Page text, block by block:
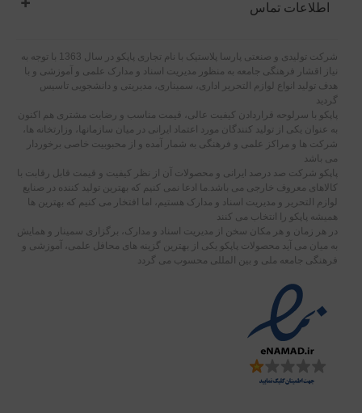
اطلاعات تماس
شرکت تولیدی و صنعتی پارسا پلاستیک با نام تجاری پاپکو در سال 1363 با توجه به
نیاز اقشار فرهنگی جامعه به منظور مدیریت اسناد و مدارک علمی و آموزشی و با
هدف تولید انواع لوازم التحریر اداری، سمیناری، مدیریتی و دانشجویی تاسیس
گردید
پاپکو با سرلوحه قراردادن کیفیت عالی، قیمت مناسب و رضایت مشتری هم اکنون
به عنوان یکی از تولید کنندگان مورد اعتماد ایرانی در میان سازمانها، وزارتخانه ها،
شرکت ها و مراکز علمی و فرهنگی به شمار آمده و از محبوبیت خاصی برخوردار
می باشد
پاپکو شرکت صد درصد ایرانی و محصولات آن از نظر کیفیت و قیمت قابل رقابت با
کالاهای معروف خارجی می باشد.ما ادعا نمی کنیم که بهترین تولید کننده در صنایع
لوازم التحریر و مدیریت اسناد و مدارک هستیم، اما افتخار می کنیم که بهترین ها
همیشه پاپکو را انتخاب می کنند
در هر زمان و هر مکان سخن از مدیریت اسناد و مدارک، برگزاری سمینار و همایش
به میان می آید محصولات پاپکو یکی از بهترین گزینه های محافل علمی، آموزشی و
فرهنگی جامعه ملی و بین المللی محسوب می گردد